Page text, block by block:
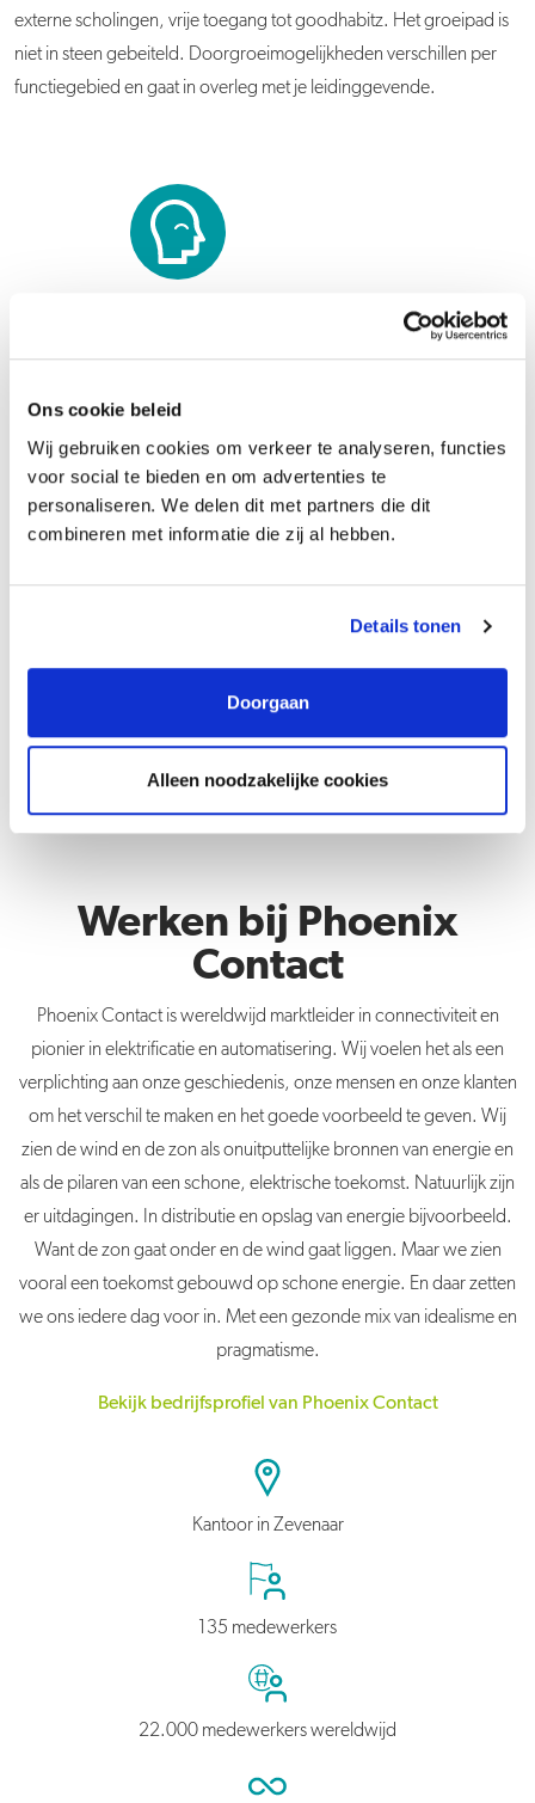
Ons cookie beleid
Wij gebruiken cookies om verkeer te analyseren, functies
voor social te bieden en om advertenties te
personaliseren. We delen dit met partners die dit
combineren met informatie die zij al hebben.
Details tonen
Doorgaan
Alleen noodzakelijke cookies
externe scholingen, vrije toegang tot goodhabitz. Het groeipad is
niet in steen gebeiteld. Doorgroeimogelijkheden verschillen per
functiegebied en gaat in overleg met je leidinggevende.
Werken bij Phoenix
Contact
Phoenix Contact is wereldwijd marktleider in connectiviteit en
pionier in elektrificatie en automatisering. Wij voelen het als een
verplichting aan onze geschiedenis, onze mensen en onze klanten
om het verschil te maken en het goede voorbeeld te geven. Wij
zien de wind en de zon als onuitputtelijke bronnen van energie en
als de pilaren van een schone, elektrische toekomst. Natuurlijk zijn
er uitdagingen. In distributie en opslag van energie bijvoorbeeld.
Want de zon gaat onder en de wind gaat liggen. Maar we zien
vooral een toekomst gebouwd op schone energie. En daar zetten
we ons iedere dag voor in. Met een gezonde mix van idealisme en
pragmatisme.
Bekijk bedrijfsprofiel van Phoenix Contact
Kantoor in Zevenaar
135 medewerkers
22.000 medewerkers wereldwijd